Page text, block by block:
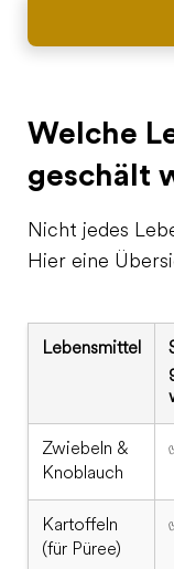
Welche
geschält
Nicht jedes
Hier eine
Lebensmittel
Zwiebeln &
Knoblauch
Kartoffeln
(für Püree)